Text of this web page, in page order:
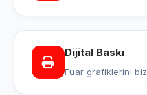
Dijital Baskı
Fuar grafiklerini